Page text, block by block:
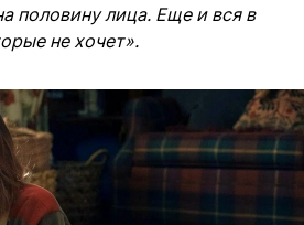
половину лица. Еще и вся в
не хочет».